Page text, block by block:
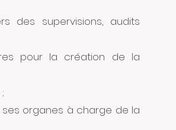
des supervisions, audits
pour la création de la
organes à charge de la